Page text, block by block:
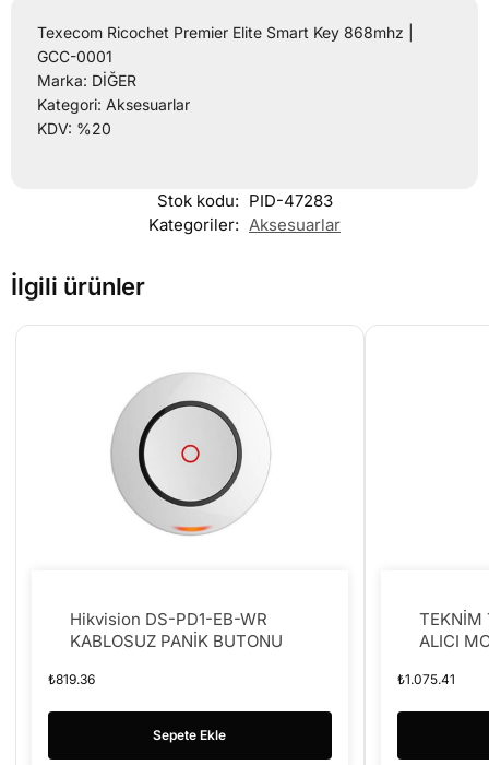
Texecom Ricochet Premier Elite Smart Key 868mhz |
GCC-0001
Marka: DİĞER
Kategori: Aksesuarlar
KDV: %20
Stok kodu: PID-47283
Kategoriler: Aksesuarlar
İlgili ürünler
Hikvision DS-PD1-EB-WR
KABLOSUZ PANİK BUTONU
₺819.36
Sepete Ekle
TEKNİM
ALICI
₺1.075.41